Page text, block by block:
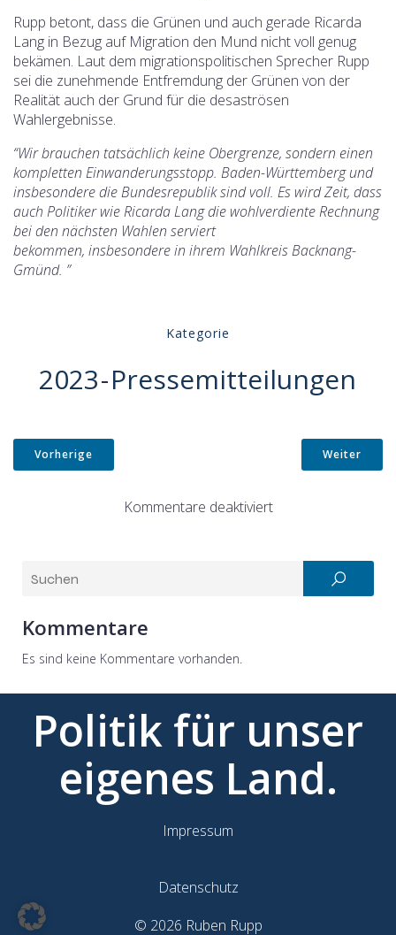
Rupp betont, dass die Grünen und auch gerade Ricarda
Lang in Bezug auf Migration den Mund nicht voll genug
bekämen. Laut dem migrationspolitischen Sprecher Rupp
sei die zunehmende Entfremdung der Grünen von der
Realität auch der Grund für die desaströsen
Wahlergebnisse.
“Wir brauchen tatsächlich keine Obergrenze, sondern einen
kompletten Einwanderungsstopp. Baden-Württemberg und
insbesondere die Bundesrepublik sind voll. Es wird Zeit, dass
auch Politiker wie Ricarda Lang die wohlverdiente Rechnung
bei den nächsten Wahlen serviert
bekommen, insbesondere in ihrem Wahlkreis Backnang-
Gmünd. ”
Kategorie
2023-Pressemitteilungen
Vorherige Weiter
Kommentare deaktiviert
Kommentare
Es sind keine Kommentare vorhanden.
Politik für unser
eigenes Land.
Impressum
Datenschutz
© 2026 Ruben Rupp